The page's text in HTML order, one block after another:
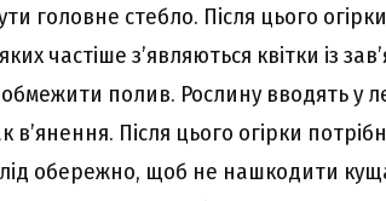
головне стебло. Після цього
частіше з’являються квітки із
полив. Рослину вводять у
Після цього огірки
обережно, щоб не нашкодити